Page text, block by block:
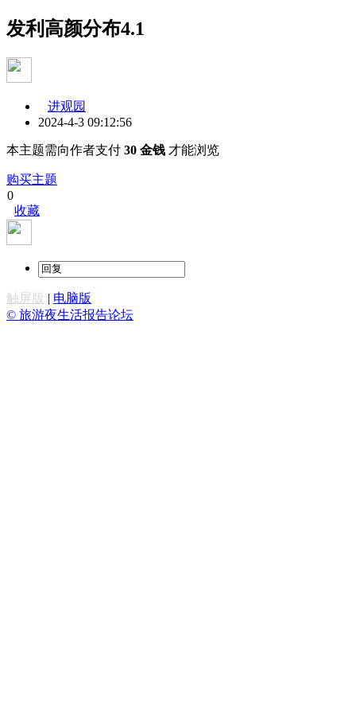
发利高颜分布4.1
进观园
2024-4-3 09:12:56
本主题需向作者支付 30 金钱 才能浏览
购买主题
0
收藏
触屏版 | 电脑版
© 旅游夜生活报告论坛